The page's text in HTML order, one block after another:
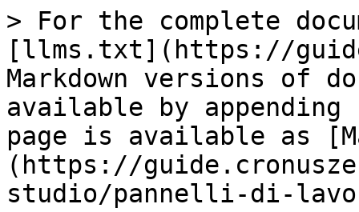
> For the complete
[llms.txt](https://
Markdown versions of
available by
page is available as
(https://
studio/pannelli-di-